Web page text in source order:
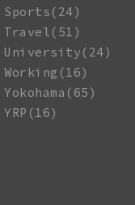
Sports(24)
Travel(51)
University(24)
Working(16)
Yokohama(65)
YRP(16)